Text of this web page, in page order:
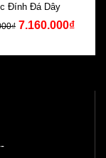
Đính Đá Dây Kim
Loại
7.160.000₫